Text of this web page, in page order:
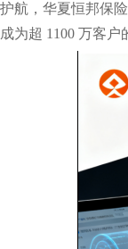
护航，华夏恒邦保
成为超 1100 万客户